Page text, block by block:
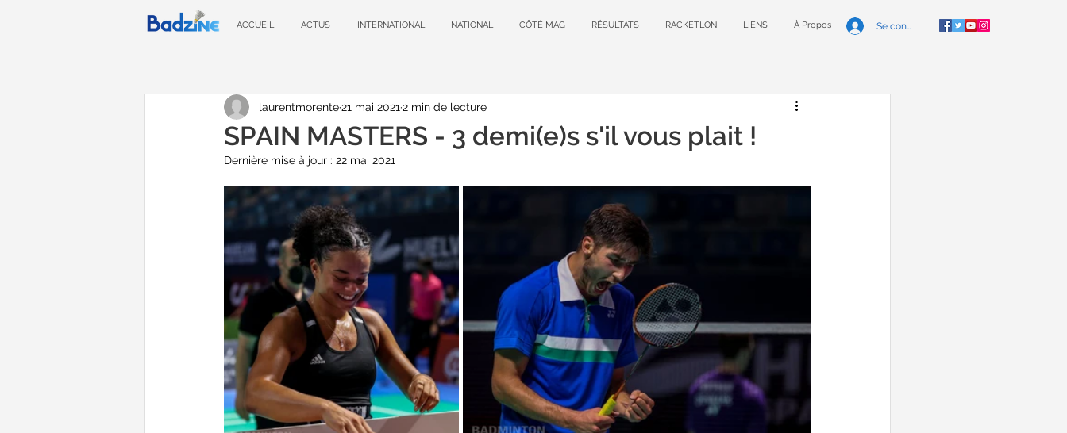
ACCUEIL ACTUS INTERNATIONAL NATIONAL CÔTÉ MAG RÉSULTATS RACKETLON LIENS À Propos Se connecter
SPAIN MASTERS - 3 demi(e)s s'il vous plait !
laurentmorente21 mai 2021 2 min de lecture
Dernière mise à jour : 22 mai 2021